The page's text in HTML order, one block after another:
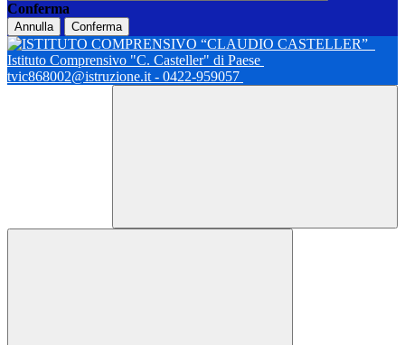
Conferma
Annulla Conferma
Istituto Comprensivo "C. Casteller" di Paese
tvic868002@istruzione.it - 0422-959057